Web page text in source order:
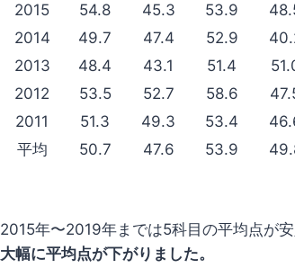
2015
54.8 45.3 53.9
2014
49.7 47.4 52.9
2013
48.4 43.1 51.4
2012
53.5 52.7 58.6
2011
51.3 49.3 53.4
平均
50.7 47.6 53.9
2015年〜2019年までは5科目の平均点が
大幅に平均点が下がりました。